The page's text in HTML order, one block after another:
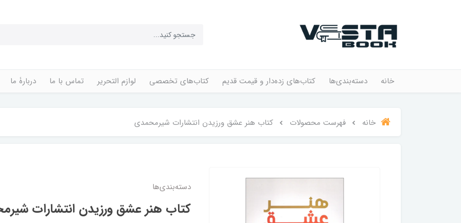
خانه دسته‌بندی‌ها کتاب‌های زده‌دار و قیمت قدیم کتاب‌های تخصصی لوازم التحریر تماس با ما دربارۀ ما
خانه فهرست محصولات کتاب هنر عشق ورزیدن انتشارات شیرمحمدی
دسته‌بندی‌ها
کتاب هنر عشق ورزیدن انتشارات